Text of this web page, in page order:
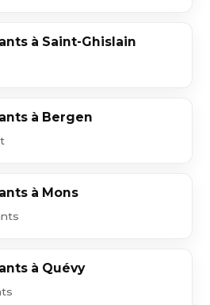
à Saint-Ghislain
à Bergen
à Mons
à Quévy